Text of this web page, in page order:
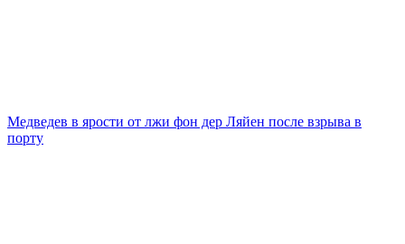
Медведев в ярости от лжи фон дер Ляйен после взрыва в
порту